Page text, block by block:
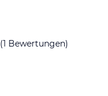
(1 Bewertungen)